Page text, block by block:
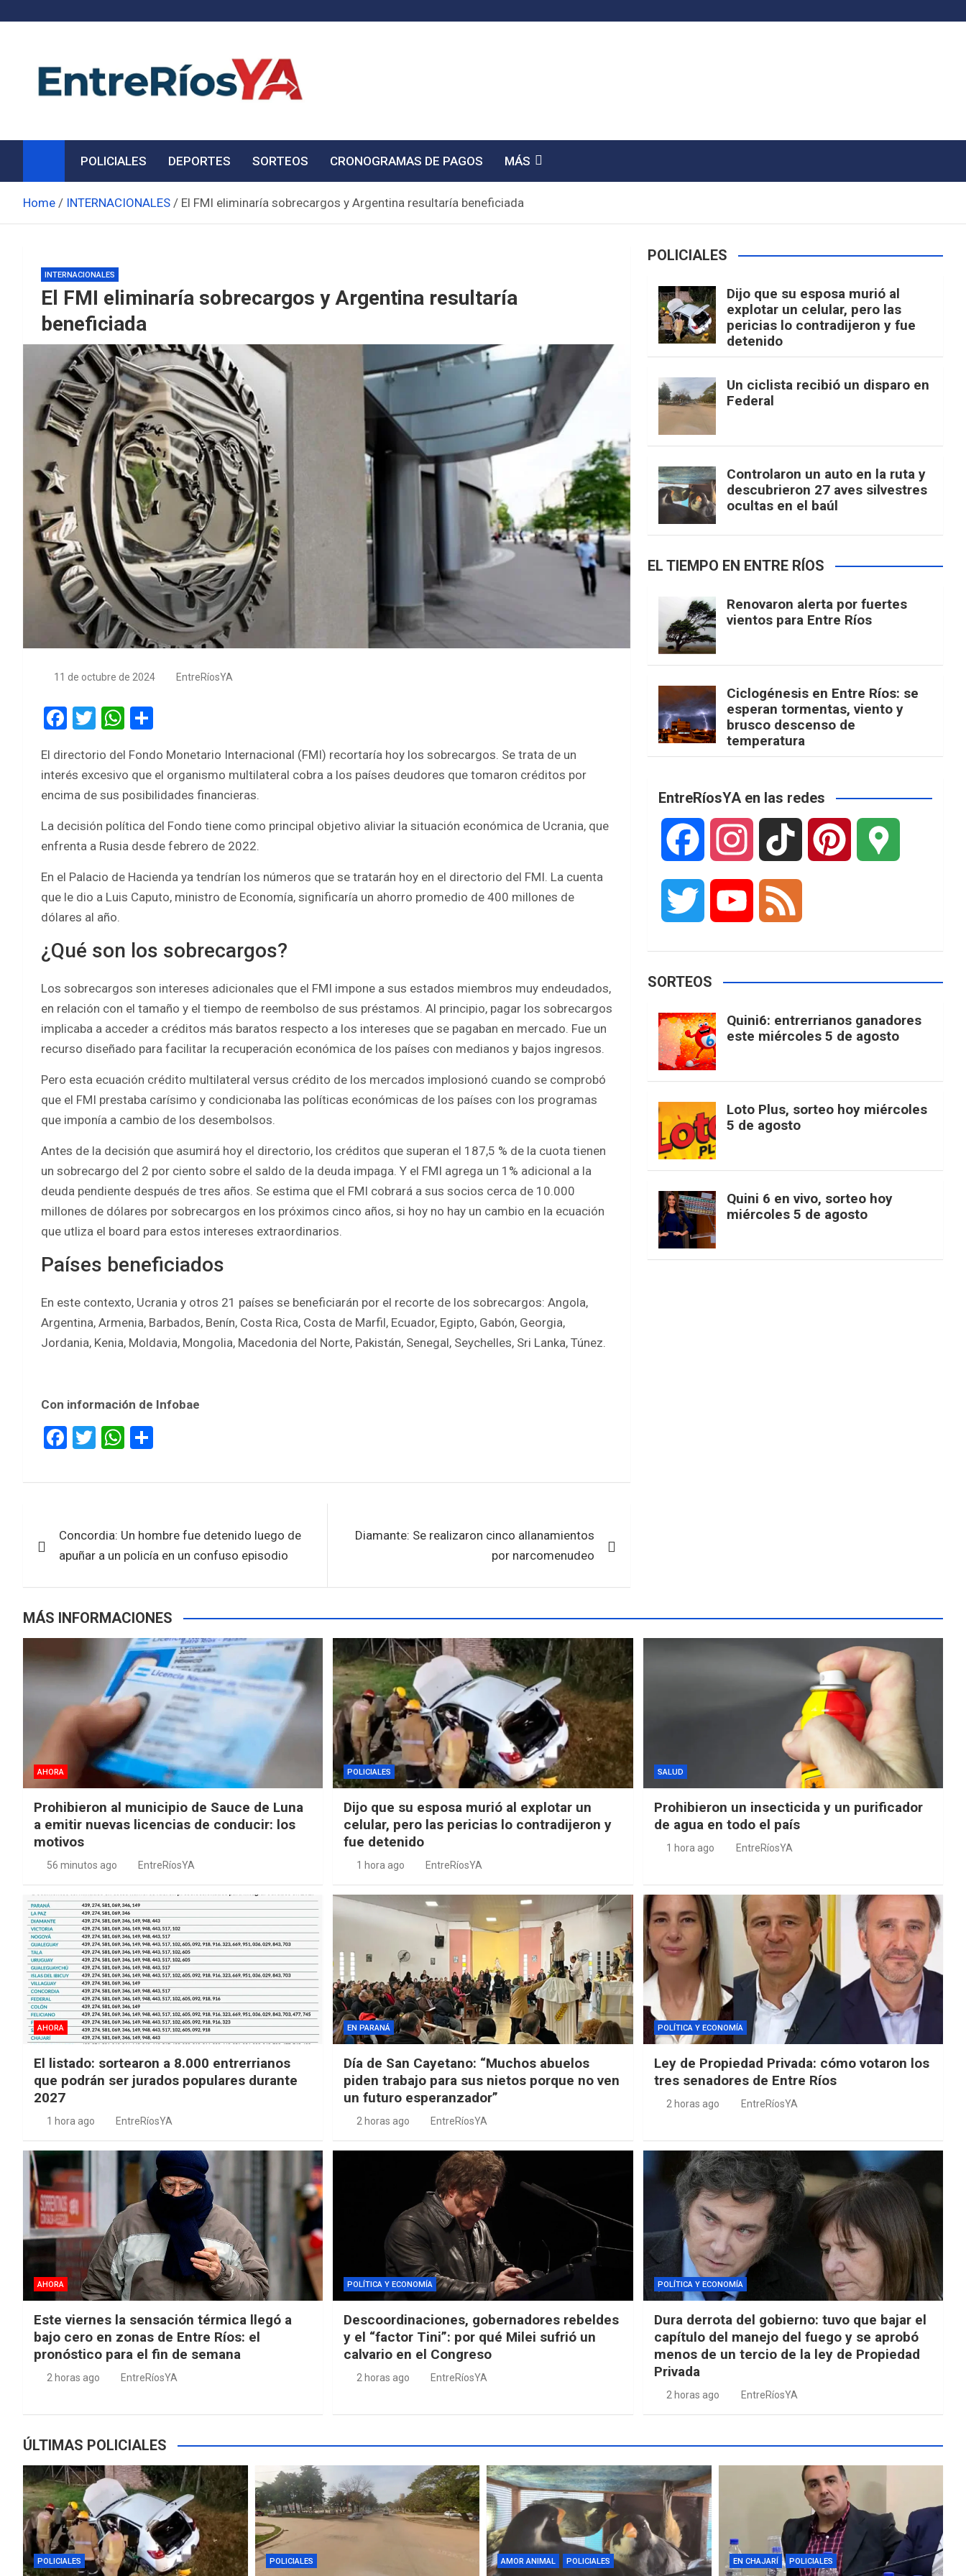
Noticias de Entre Ríos
POLICIALES DEPORTES SORTEOS CRONOGRAMAS DE PAGOS MÁS
Home INTERNACIONALES El FMI eliminaría sobrecargos y Argentina resultaría beneficiada
INTERNACIONALES
El FMI eliminaría sobrecargos y Argentina resultaría
beneficiada
11 de octubre de 2024 EntreRíosYA
F
ce
b
o
k
T
tt
er
W
at
s
p
p
ar
e
El directorio del Fondo Monetario Internacional (FMI) recortaría hoy los sobrecargos. Se trata de un
interés excesivo que el organismo multilateral cobra a los países deudores que tomaron créditos por
encima de sus posibilidades financieras.
La decisión política del Fondo tiene como principal objetivo aliviar la situación económica de Ucrania, que
enfrenta a Rusia desde febrero de 2022.
En el Palacio de Hacienda ya tendrían los números que se tratarán hoy en el directorio del FMI. La cuenta
que le dio a Luis Caputo, ministro de Economía, significaría un ahorro promedio de 400 millones de
dólares al año.
¿Qué son los sobrecargos?
Los sobrecargos son intereses adicionales que el FMI impone a sus estados miembros muy endeudados,
en relación con el tamaño y el tiempo de reembolso de sus préstamos. Al principio, pagar los sobrecargos
implicaba a acceder a créditos más baratos respecto a los intereses que se pagaban en mercado. Fue un
recurso diseñado para facilitar la recuperación económica de los países con medianos y bajos ingresos.
Pero esta ecuación crédito multilateral versus crédito de los mercados implosionó cuando se comprobó
que el FMI prestaba carísimo y condicionaba las políticas económicas de los países con los programas
que imponía a cambio de los desembolsos.
Antes de la decisión que asumirá hoy el directorio, los créditos que superan el 187,5 % de la cuota tienen
un sobrecargo del 2 por ciento sobre el saldo de la deuda impaga. Y el FMI agrega un 1% adicional a la
deuda pendiente después de tres años. Se estima que el FMI cobrará a sus socios cerca de 10.000
millones de dólares por sobrecargos en los próximos cinco años, si hoy no hay un cambio en la ecuación
que utliza el board para estos intereses extraordinarios.
Países beneficiados
En este contexto, Ucrania y otros 21 países se beneficiarán por el recorte de los sobrecargos: Angola,
Argentina, Armenia, Barbados, Benín, Costa Rica, Costa de Marfil, Ecuador, Egipto, Gabón, Georgia,
Jordania, Kenia, Moldavia, Mongolia, Macedonia del Norte, Pakistán, Senegal, Seychelles, Sri Lanka, Túnez.
Con información de Infobae
F
ce
o
o
T
tt
W
at
A
p
ar
de
Concordia: Un hombre fue detenido luego de
apuñar a un policía en un confuso episodio
Diamante: Se realizaron cinco allanamientos
por narcomenudeo
POLICIALES
Dijo que su esposa murió al
explotar un celular, pero las
pericias lo contradijeron y fue
detenido
Un ciclista recibió un disparo en
Federal
Controlaron un auto en la ruta y
descubrieron 27 aves silvestres
ocultas en el baúl
EL TIEMPO EN ENTRE RÍOS
Renovaron alerta por fuertes
vientos para Entre Ríos
Ciclogénesis en Entre Ríos: se
esperan tormentas, viento y
brusco descenso de
temperatura
EntreRíosYA en las redes
a
b
o
k
n
a
i
t
t
e
r
u
b
e
d
SORTEOS
Quini6: entrerrianos ganadores
este miércoles 5 de agosto
Loto Plus, sorteo hoy miércoles
5 de agosto
Quini 6 en vivo, sorteo hoy
miércoles 5 de agosto
MÁS INFORMACIONES
AHORA
Prohibieron al municipio de Sauce de Luna
a emitir nuevas licencias de conducir: los
motivos
56 minutos ago EntreRíosYA
POLICIALES
Dijo que su esposa murió al explotar un
celular, pero las pericias lo contradijeron y
fue detenido
1 hora ago EntreRíosYA
SALUD
Prohibieron un insecticida y un purificador
de agua en todo el país
1 hora ago EntreRíosYA
AHORA
El listado: sortearon a 8.000 entrerrianos
que podrán ser jurados populares durante
2027
1 hora ago EntreRíosYA
EN PARANÁ
Día de San Cayetano: “Muchos abuelos
piden trabajo para sus nietos porque no ven
un futuro esperanzador”
2 horas ago EntreRíosYA
POLÍTICA Y ECONOMÍA
Ley de Propiedad Privada: cómo votaron los
tres senadores de Entre Ríos
2 horas ago EntreRíosYA
AHORA
Este viernes la sensación térmica llegó a
bajo cero en zonas de Entre Ríos: el
pronóstico para el fin de semana
2 horas ago EntreRíosYA
POLÍTICA Y ECONOMÍA
Descoordinaciones, gobernadores rebeldes
y el “factor Tini”: por qué Milei sufrió un
calvario en el Congreso
2 horas ago EntreRíosYA
POLÍTICA Y ECONOMÍA
Dura derrota del gobierno: tuvo que bajar el
capítulo del manejo del fuego y se aprobó
menos de un tercio de la ley de Propiedad
Privada
2 horas ago EntreRíosYA
ÚLTIMAS POLICIALES
POLICIALES POLICIALES AMOR ANIMAL POLICIALES EN CHAJARÍ POLICIALES